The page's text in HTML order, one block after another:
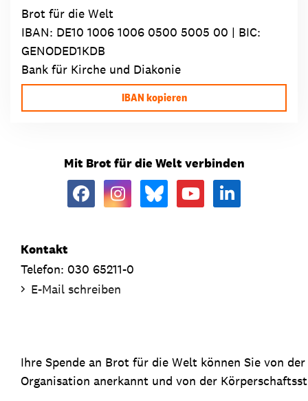
Brot für die Welt
IBAN: DE10 1006 1006 0500 5005 00 | BIC:
GENODED1KDB
Bank für Kirche und Diakonie
IBAN kopieren
Mit Brot für die Welt verbinden
Kontakt
Telefon: 030 65211-0
E-Mail schreiben
Ihre Spende an Brot für die Welt können Sie von
Organisation anerkannt und von der